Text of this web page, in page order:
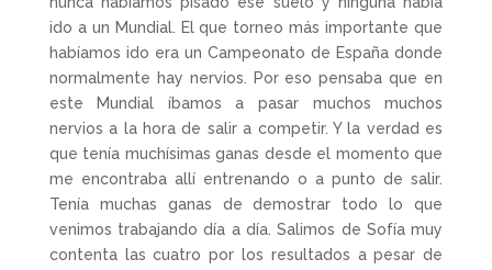
ido a un Mundial. El que torneo más importante que
habíamos ido era un Campeonato de España donde
normalmente hay nervios. Por eso pensaba que en
este Mundial íbamos a pasar muchos muchos
nervios a la hora de salir a competir. Y la verdad es
que tenía muchísimas ganas desde el momento que
me encontraba allí entrenando o a punto de salir.
Tenía muchas ganas de demostrar todo lo que
venimos trabajando día a día. Salimos de Sofía muy
contenta las cuatro por los resultados a pesar de